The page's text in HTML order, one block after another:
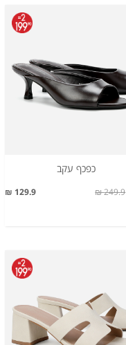
כפכף עקב
129.9 ₪ 249.9 ₪